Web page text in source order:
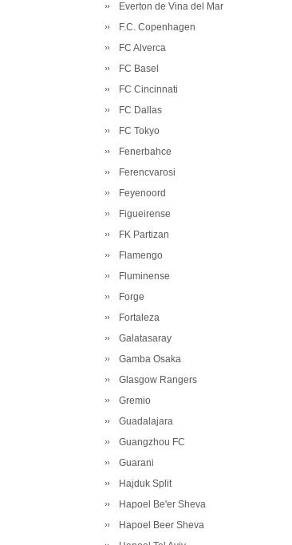
Everton de Vina del Mar
F.C. Copenhagen
FC Alverca
FC Basel
FC Cincinnati
FC Dallas
FC Tokyo
Fenerbahce
Ferencvarosi
Feyenoord
Figueirense
FK Partizan
Flamengo
Fluminense
Forge
Fortaleza
Galatasaray
Gamba Osaka
Glasgow Rangers
Gremio
Guadalajara
Guangzhou FC
Guarani
Hajduk Split
Hapoel Be'er Sheva
Hapoel Beer Sheva